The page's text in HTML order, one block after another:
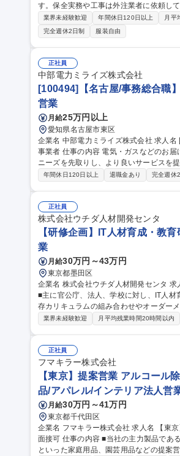
す。保全実務や工事は外注業者に依頼し
きます。 ■総務業務 ■社屋、生産インフラ、社宅等の修理・更新手配 ■長期保全計画の作成 ■安全衛生・環境マネ
ジメントシステムの再構築 ■産廃管理 ■その他 募集職種 【武蔵村山/総務・設備保全】計画・管理から
まで幅広く担当
業界未経験歓迎 年間休日120日以上 月平
完全週休2日制
服装自由
正社員
中部電力ミライズ株式会社
[100494]【名古屋/事務総合職
営業
月給25万円以上
愛知県名古屋市東区
企業名 中部電力ミライズ株式会社 求人名 [100494]【名古屋/事務総合職】オープンポジション※中部電力の小売
事業者 仕事の内容 電気・ガスなどのお届けを通じて築いてきたお客さまとの「つながり」をもとに、お客さまの
ニーズを先取りし、より良いサービスを
決」を実現し、 新たな価値をお届けすることを目指し総合職を募集いたします。 ■総合職として、ジョブローテ
【■主な配属先】◎法人営業部門/リテー
部門/事業戦略部門/管理間接部門 募集職種 [100494]【名古屋/事務総合職】オープンポジション※中部電力の小売
事業者
年間休日120日以上 退職金あり 完全週休
正社員
株式会社ウチダ人材開発センタ
【研修企画】IT人材育成・教
業
月給30万円～43万円
東京都墨田区
企業名 株式会社ウチダ人材開発センタ 求人名 【研修企画】IT人材育成・教育研修/在宅可/内田洋行G 仕事の内容
■主に官公庁、法人、学校に対し、IT人
存カリキュラムの組み合わせやオーダーメイド研修を提案します。 【
題をヒアリングし、新入社員研修やプロ
画】IT人材育成・教育研修/在宅可/内田洋
業界未経験歓迎 月平均残業時間20時間以内
正社員
フマキラー株式会社
【東京】提案営業 アルコール
品/アパレル/インテリア法人営
月給30万円～41万円
東京都千代田区
企業名 フマキラー株式会社 求人名 【東京】提案営業★アルコール除菌、殺虫剤でお馴染みのフマキラー ◎WEB
面接可 仕事の内容 ■当社の主力製品である「ベープ」をはじめとする殺虫用品や「キッチン用アルコール除菌」
といった家庭用品、園芸用品などの提案